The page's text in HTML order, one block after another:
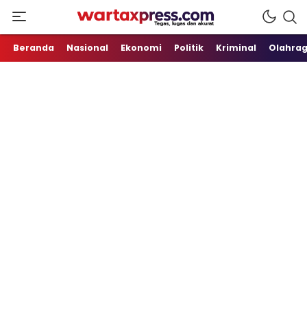
WartaXpress
Tegas, Lugas dan Akurat
Beranda Nasional Ekonomi Politik Kriminal